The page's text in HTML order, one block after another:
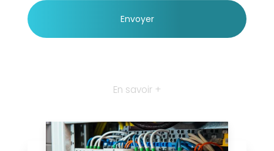
En savoir +